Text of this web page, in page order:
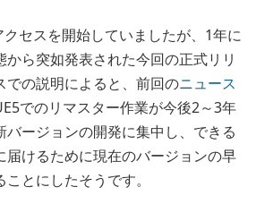
セスを開始していましたが、1年に
ら突如発表された今回の正式リリ
での説明によると、前回のニュース
でのリマスター作業が今後2～3年
バージョンの開発に集中し、できる
届けるために現在のバージョンの早
とにしたそうです。